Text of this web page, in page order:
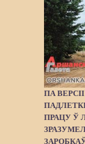
ПА
ПРАЦУ Ў